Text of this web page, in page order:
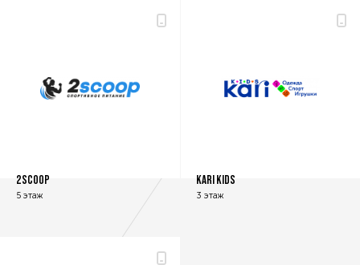
2SCOOP
5 этаж
KARI KIDS
3 этаж